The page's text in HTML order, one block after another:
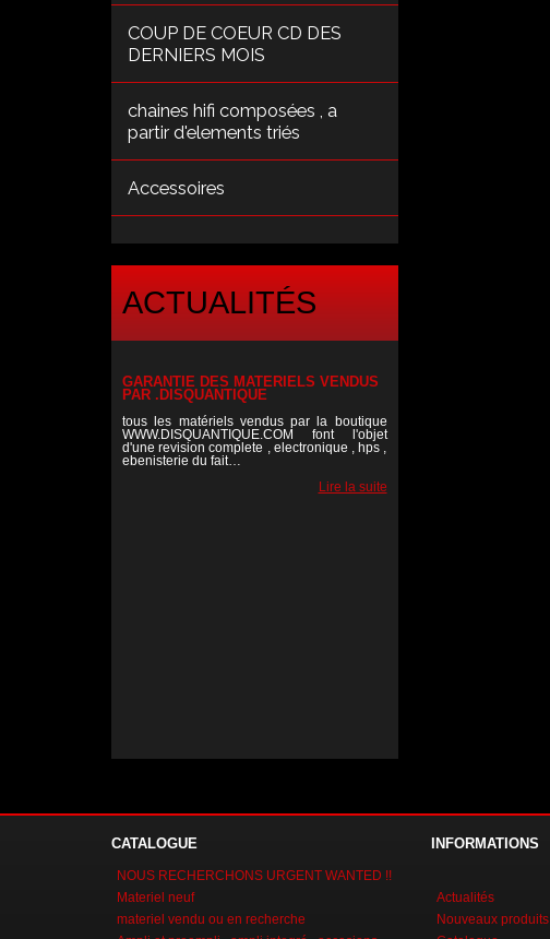
COUP DE COEUR CD DES
DERNIERS MOIS
chaines hifi composées , a
partir d'elements triés
Accessoires
ACTUALITÉS
Lire la suite
GARANTIE DES MATERIELS VENDUS
PAR .DISQUANTIQUE
tous les matériels vendus par la boutique
WWW.DISQUANTIQUE.COM font l'objet
d'une revision complete , electronique , hps ,
ebenisterie du fait…
Lire la suite
CATALOGUE
NOUS RECHERCHONS URGENT WANTED !!
Materiel neuf
materiel vendu ou en recherche
INFORMATIONS
Actualités
Nouveaux produits